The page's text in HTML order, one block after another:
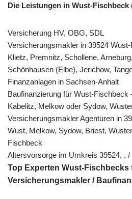
Die Leistungen in Wust-Fischbeck
Versicherung HV, OBG, SDL
Versicherungsmakler in 39524
Klietz, Premnitz, Schollene,
Schönhausen (Elbe), Jerichow,
Finanzanlagen in Sachsen-Anhalt
Baufinanzierung für Wust-
Kabelitz, Melkow oder Sydow,
Versicherungsmakler Agenturen in
Wust, Melkow, Sydow, Briest,
Fischbeck
Altersvorsorge im Umkreis 39524, , /
Top Experten Wust-Fischbecks
Versicherungsmakler /